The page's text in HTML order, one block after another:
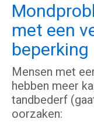
met een
beperking
Mensen met
hebben meer
tandbederf
oorzaken: